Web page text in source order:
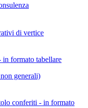
di vertice
formato tabellare
generali)
conferiti - in formato